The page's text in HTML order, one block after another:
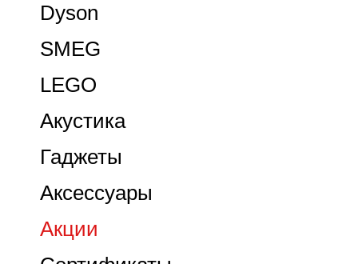
Акции
Аксессуары
Гаджеты
Акустика
Dyson
LEGO
SMEG